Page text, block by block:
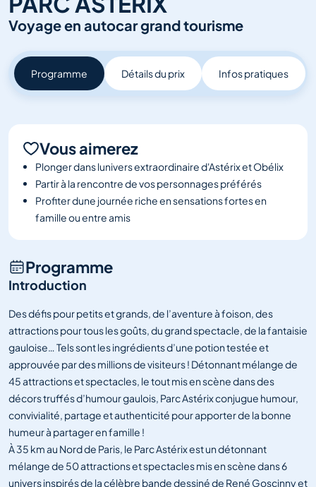
événements
Voyage en autocar grand tourisme
Programme Détails du prix Infos pratiques
Vous aimerez
Plonger dans lunivers extraordinaire d'Astérix et Obélix
Partir à la rencontre de vos personnages préférés
Profiter dune journée riche en sensations fortes en
famille ou entre amis
Programme
Introduction
Des défis pour petits et grands, de l’aventure à foison, des
attractions pour tous les goûts, du grand spectacle, de la fantaisie
gauloise… Tels sont les ingrédients d’une potion testée et
approuvée par des millions de visiteurs ! Détonnant mélange de
45 attractions et spectacles, le tout mis en scène dans des
décors truffés d’humour gaulois, Parc Astérix conjugue humour,
convivialité, partage et authenticité pour apporter de la bonne
humeur à partager en famille !
À 35 km au Nord de Paris, le Parc Astérix est un détonnant
mélange de 50 attractions et spectacles mis en scène dans 6
univers inspirés de la célèbre bande dessiné de René Goscinny et